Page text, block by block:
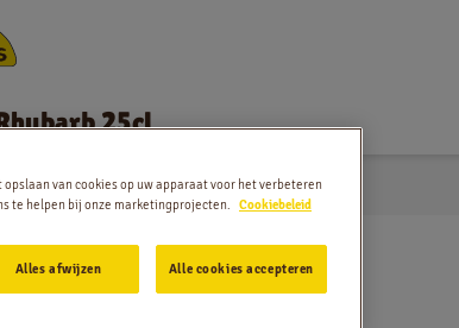
25cl
van cookies op uw apparaat voor het verbeteren
te helpen bij onze marketingprojecten. Cookiebeleid
Alles afwijzen Alle cookies accepteren